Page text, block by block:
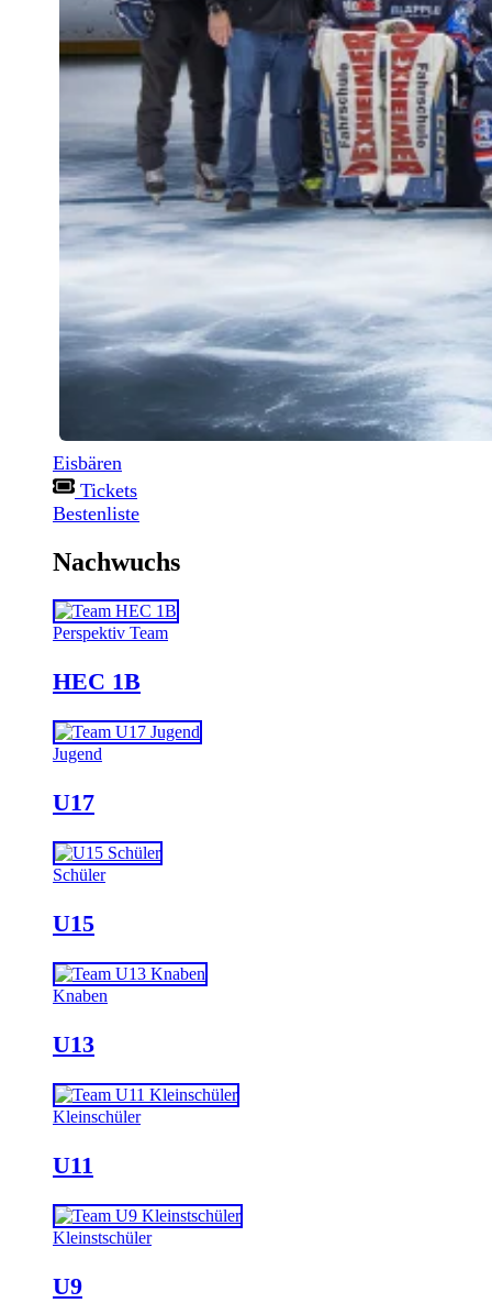
Eisbären
Tickets
Bestenliste
Nachwuchs
Perspektiv Team
HEC 1B
Jugend
U17
Schüler
U15
Knaben
U13
Kleinschüler
U11
Kleinstschüler
U9